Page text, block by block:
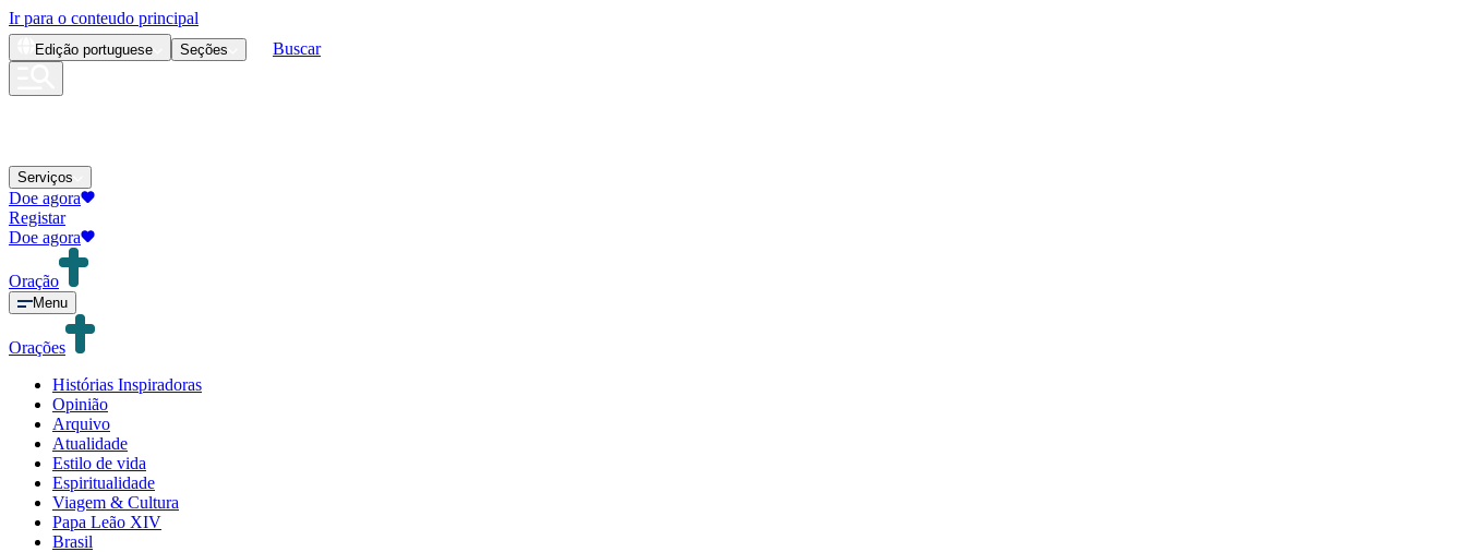
Ir para o conteudo principal
Edição portuguese Seções Buscar
Serviços
Doe agora
Registar
Doe agora
Oração
Menu
Orações
Histórias Inspiradoras
Opinião
Arquivo
Atualidade
Estilo de vida
Espiritualidade
Viagem & Cultura
Papa Leão XIV
Brasil